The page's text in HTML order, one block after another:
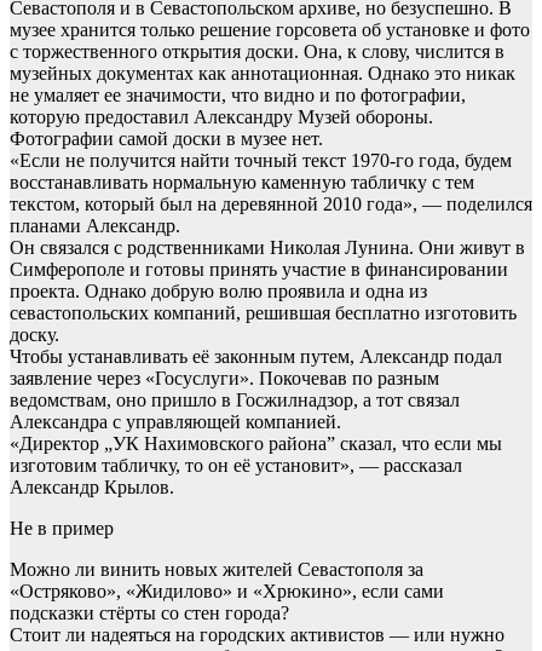
Севастополя и в Севастопольском архиве, но безуспешно. В
музее хранится только решение горсовета об установке и фото
с торжественного открытия доски. Она, к слову, числится в
музейных документах как аннотационная. Однако это никак
не умаляет ее значимости, что видно и по фотографии,
которую предоставил Александру Музей обороны.
Фотографии самой доски в музее нет.
«Если не получится найти точный текст 1970-го года, будем
восстанавливать нормальную каменную табличку с тем
текстом, который был на деревянной 2010 года», — поделился
планами Александр.
Он связался с родственниками Николая Лунина. Они живут в
Симферополе и готовы принять участие в финансировании
проекта. Однако добрую волю проявила и одна из
севастопольских компаний, решившая бесплатно изготовить
доску.
Чтобы устанавливать её законным путем, Александр подал
заявление через «Госуслуги». Покочевав по разным
ведомствам, оно пришло в Госжилнадзор, а тот связал
Александра с управляющей компанией.
«Директор „УК Нахимовского района” сказал, что если мы
изготовим табличку, то он её установит», — рассказал
Александр Крылов.
Не в пример
Можно ли винить новых жителей Севастополя за
«Остряково», «Жидилово» и «Хрюкино», если сами
подсказки стёрты со стен города?
Стоит ли надеяться на городских активистов — или нужно